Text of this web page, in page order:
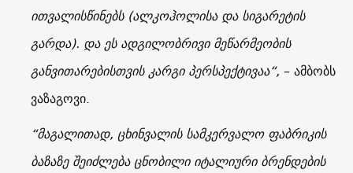
ითვალისწინებს (ალკოჰოლისა და სიგარეტის
გარდა). და ეს ადგილობრივი მეწარმეობის
განვითარებისთვის კარგი პერსპექტივაა“, – ამბობს
ვაზაგოვი.
“მაგალითად, ცხინვალის სამკერვალო ფაბრიკის
ბაზაზე შეიძლება ცნობილი იტალიური ბრენდების